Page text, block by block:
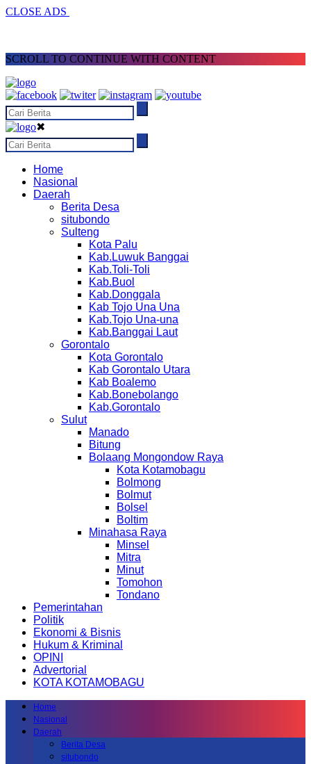
CLOSE ADS
SCROLL TO CONTINUE WITH CONTENT
✖
Home
Nasional
Daerah
Berita Desa
situbondo
Sulteng
Kota Palu
Kab.Luwuk Banggai
Kab.Toli-Toli
Kab.Buol
Kab.Donggala
Kab Tojo Una Una
Kab.Tojo Una-una
Kab.Banggai Laut
Gorontalo
Kota Gorontalo
Kab Gorontalo Utara
Kab Boalemo
Kab.Bonebolango
Kab.Gorontalo
Sulut
Manado
Bitung
Bolaang Mongondow Raya
Kota Kotamobagu
Bolmong
Bolmut
Bolsel
Boltim
Minahasa Raya
Minsel
Mitra
Minut
Tomohon
Tondano
Pemerintahan
Politik
Ekonomi & Bisnis
Hukum & Kriminal
OPINI
Advertorial
KOTA KOTAMOBAGU
Home
Nasional
Daerah
Berita Desa
situbondo